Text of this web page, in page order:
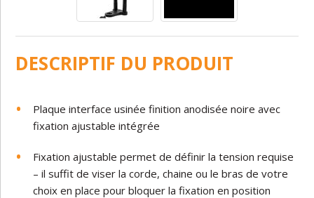
DESCRIPTIF DU PRODUIT
Plaque interface usinée finition anodisée noire avec
fixation ajustable intégrée
Fixation ajustable permet de définir la tension requise
– il suffit de viser la corde, chaine ou le bras de votre
choix en place pour bloquer la fixation en position